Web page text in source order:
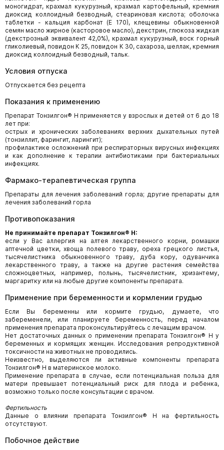
моногидрат, крахмал кукурузный, крахмал картофельный, кремния
диоксид коллоидный безводный, стеариновая кислота; оболочка
таблетки - кальция карбонат (Е 170), клещевины обыкновенной
семян масло жирное (касторовое масло), декстрин, глюкоза жидкая
(декстрозный эквивалент 42,0%), крахмал кукурузный, воск горный
гликолиевый, повидон К 25, повидон К 30, сахароза, шеллак, кремния
диоксид коллоидный безводный, тальк.
Условия отпуска
Отпускается без рецепта
Показания к применению
Препарат Тонзилгон® Н применяется у взрослых и детей от 6 до 18
лет при:
острых и хронических заболеваниях верхних дыхательных путей
(тонзиллит, фарингит, ларингит);
профилактике осложнений при респираторных вирусных инфекциях
и как дополнение к терапии антибиотиками при бактериальных
инфекциях.
Фармако-терапевтическая группа
Препараты для лечения заболеваний горла; другие препараты для
лечения заболеваний горла
Противопоказания
Не принимайте препарат Тонзилгон® Н:
если у Вас аллергия на алтея лекарственного корни, ромашки
аптечной цветки, хвоща полевого траву, ореха грецкого листья,
тысячелистника обыкновенного траву, дуба кору, одуванчика
лекарственного траву, а также на другие растения семейства
сложноцветных, например, полынь, тысячелистник, хризантему,
маргаритку или на любые другие компоненты препарата.
Применение при беременности и кормлении грудью
Если Вы беременны или кормите грудью, думаете, что
забеременели, или планируете беременность, перед началом
применения препарата проконсультируйтесь с лечащим врачом.
Нет достаточных данных о применении препарата Тонзилгон® Н у
беременных и кормящих женщин. Исследования репродуктивной
токсичности на животных не проводились.
Неизвестно, выделяются ли активные компоненты препарата
Тонзилгон® Н в материнское молоко.
Применение препарата в случае, если потенциальная польза для
матери превышает потенциальный риск для плода и ребенка,
возможно только после консультации с врачом.
Фертильность
Данные о влиянии препарата Тонзилгон® Н на фертильность
отсутствуют.
Побочное действие